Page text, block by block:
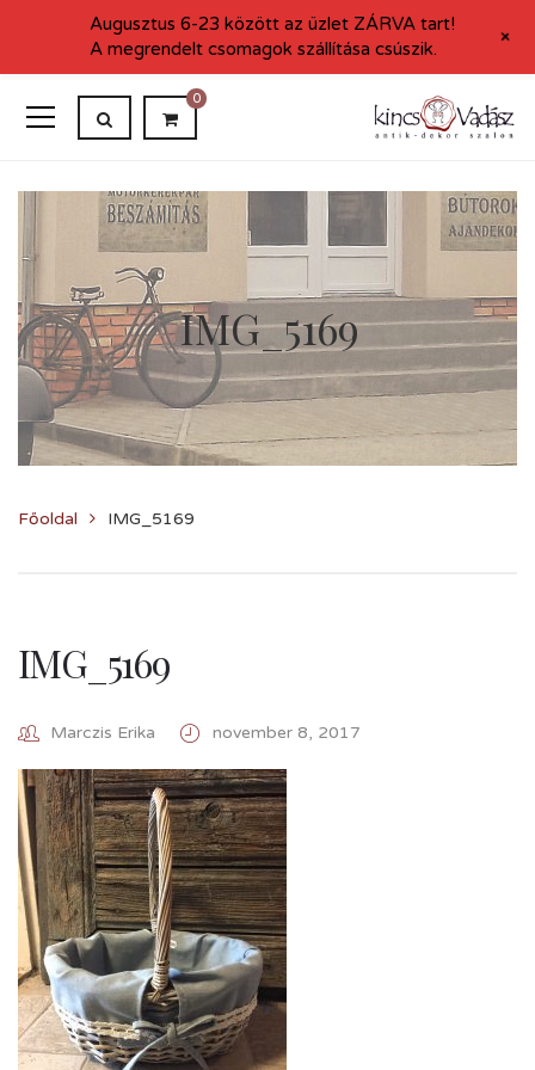
0
IMG_5169
Főoldal IMG_5169
IMG_5169
Marczis Erika november 8, 2017
Augusztus 6-23 között az üzlet ZÁRVA tart!
A megrendelt csomagok szállítása csúszik.
+